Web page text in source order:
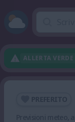
ALLERTA VERDE